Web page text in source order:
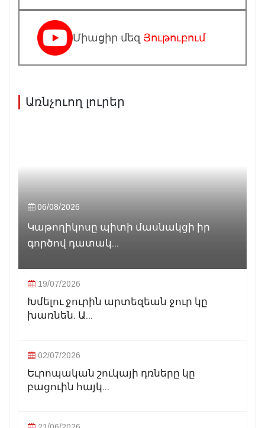
Միացիր մեզ Յութուբում
Առնչուող լուրեր
06/08/2026
Կաթողիկոսը պիտի մասնակցի իր
գործով դատակ...
19/07/2026
Խմելու ջուրին արտեզեան ջուր կը
խառնեն. Ա...
02/07/2026
Եւրոպական շուկայի դռները կը
բացուին հայկ...